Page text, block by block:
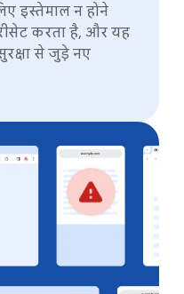
इस्तेमाल न होने
करता है, और यह
से जुड़े नए